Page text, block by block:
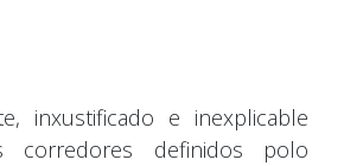
inxustificado e inexplicable
definidos polo